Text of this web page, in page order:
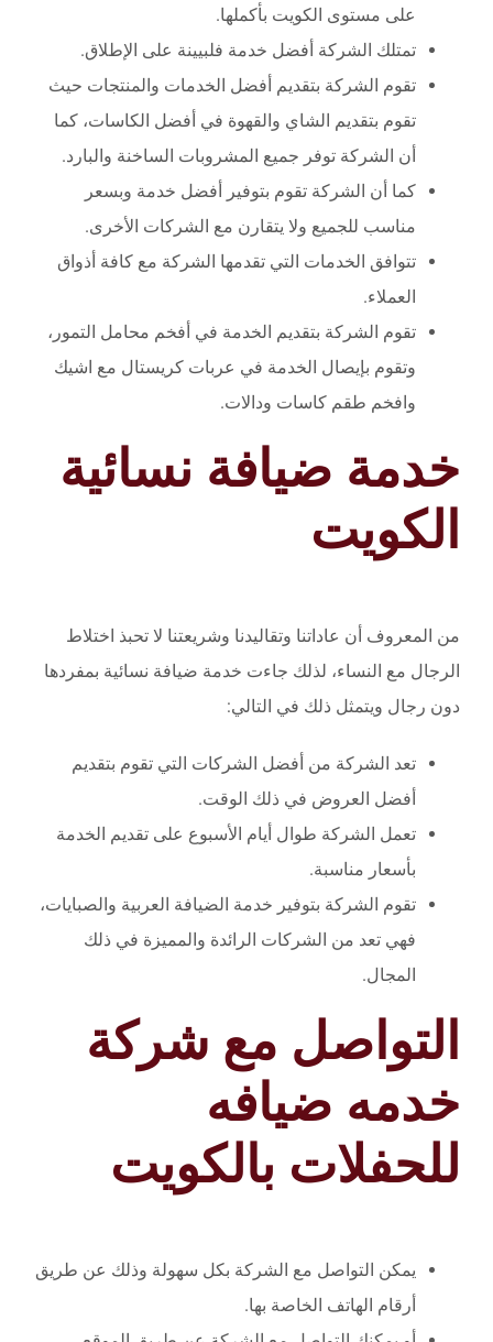
على مستوى الكويت بأكملها.
تمتلك الشركة أفضل خدمة فلبيينة على الإطلاق.
تقوم الشركة بتقديم أفضل الخدمات والمنتجات حيث
تقوم بتقديم الشاي والقهوة في أفضل الكاسات، كما
أن الشركة توفر جميع المشروبات الساخنة والبارد.
كما أن الشركة تقوم بتوفير أفضل خدمة وبسعر
مناسب للجميع ولا يتقارن مع الشركات الأخرى.
تتوافق الخدمات التي تقدمها الشركة مع كافة أذواق
العملاء.
تقوم الشركة بتقديم الخدمة في أفخم محامل التمور،
وتقوم بإيصال الخدمة في عربات كريستال مع اشيك
وافخم طقم كاسات ودالات.
خدمة ضيافة نسائية
الكويت
من المعروف أن عاداتنا وتقاليدنا وشريعتنا لا تحبذ اختلاط
الرجال مع النساء، لذلك جاءت خدمة ضيافة نسائية بمفردها
دون رجال ويتمثل ذلك في التالي:
تعد الشركة من أفضل الشركات التي تقوم بتقديم
أفضل العروض في ذلك الوقت.
تعمل الشركة طوال أيام الأسبوع على تقديم الخدمة
بأسعار مناسبة.
تقوم الشركة بتوفير خدمة الضيافة العربية والصبايات،
فهي تعد من الشركات الرائدة والمميزة في ذلك
المجال.
التواصل مع شركة
خدمه ضيافه
للحفلات بالكويت
يمكن التواصل مع الشركة بكل سهولة وذلك عن طريق
أرقام الهاتف الخاصة بها.